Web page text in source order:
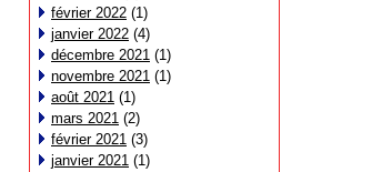
février 2022 (1)
janvier 2022 (4)
décembre 2021 (1)
novembre 2021 (1)
août 2021 (1)
mars 2021 (2)
février 2021 (3)
janvier 2021 (1)